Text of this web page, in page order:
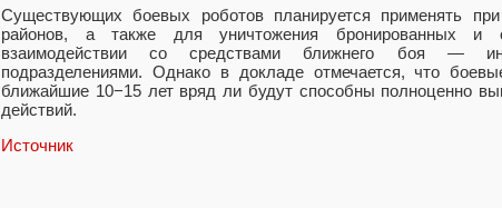
Существующих боевых роботов планируется применять
районов, а также для уничтожения бронированных и
взаимодействии со средствами ближнего боя —
подразделениями. Однако в докладе отмечается, что
ближайшие 10−15 лет вряд ли будут способны полноценно
действий.
Источник